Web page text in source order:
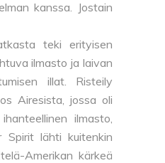
kanssa. Jostain
teki erityisen
ilmasto ja laivan
illat. Risteily
Airesista, jossa oli
ilmasto,
lähti kuitenkin
Amerikan kärkeä